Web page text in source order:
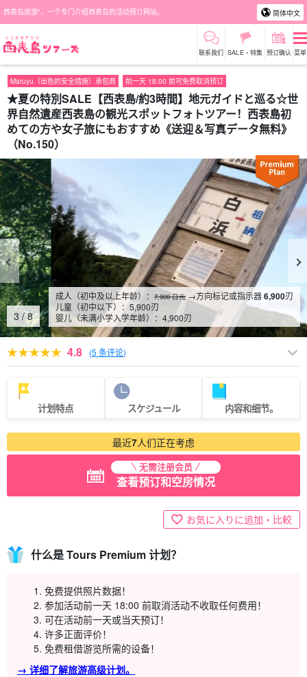
西表岛旅游"，一个专门介绍西表岛的活动预订网站。 简体中文
联系我们 SALE・特集 预订确认 菜单
Maruyu（出色的安全措施）承包商 前一天 18:00 前可免费取消预订
★夏の特別SALE【西表島/約3時間】地元ガイドと巡る☆世
界自然遺産西表島の観光スポットフォトツアー！西表島初
めての方や女子旅にもおすすめ《送迎＆写真データ無料》
（No.150）
4 /8
成人（初中及以上年龄）： 7,900 日元 →方向标记或指示器6,900刃
儿童（初中以下）： 5,900刃
婴儿（未满小学入学年龄）： 4,900刃
4.8 (5 条评论)
计划特点 スケジュール 内容和细节。
最近7人们正在考虑
无需注册会员
查看预订和空房情况
お気に入りに追加・比較
什么是 Tours Premium 计划？
免费提供照片数据！
参加活动前一天 18:00 前取消活动不收取任何费用！
可在活动前一天或当天预订！
许多正面评价！
免费租借游览所需的设备！
→ 详细了解旅游高级计划。